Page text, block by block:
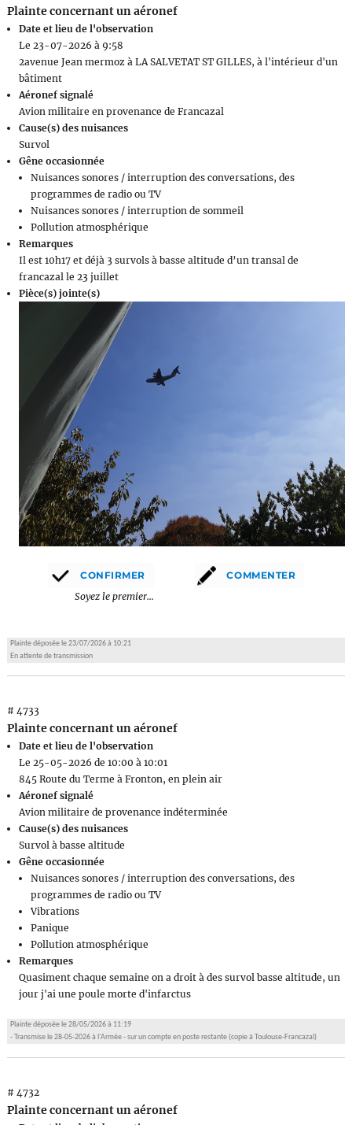
Plainte concernant un aéronef
Date et lieu de l'observation
Le 23-07-2026 à 9:58
2avenue Jean mermoz à LA SALVETAT ST GILLES, à l'intérieur d'un
bâtiment
Aéronef signalé
Avion militaire en provenance de Francazal
Cause(s) des nuisances
Survol
Gêne occasionnée
Nuisances sonores / interruption des conversations, des
programmes de radio ou TV
Nuisances sonores / interruption de sommeil
Pollution atmosphérique
Remarques
Il est 10h17 et déjà 3 survols à basse altitude d’un transal de
francazal le 23 juillet
Pièce(s) jointe(s)
Soyez le premier...
Plainte déposée le 23/07/2026 à 10:21
En attente de transmission
# 4733
Plainte concernant un aéronef
Date et lieu de l'observation
Le 25-05-2026 de 10:00 à 10:01
845 Route du Terme à Fronton, en plein air
Aéronef signalé
Avion militaire de provenance indéterminée
Cause(s) des nuisances
Survol à basse altitude
Gêne occasionnée
Nuisances sonores / interruption des conversations, des
programmes de radio ou TV
Vibrations
Panique
Pollution atmosphérique
Remarques
Quasiment chaque semaine on a droit à des survol basse altitude, un
jour j'ai une poule morte d'infarctus
Plainte déposée le 28/05/2026 à 11:19
- Transmise le 28-05-2026 à l'Armée - sur un compte en poste restante (copie à Toulouse-Francazal)
# 4732
Plainte concernant un aéronef